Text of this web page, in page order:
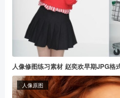
人像修图练习素材 赵奕欢早期JPG格
人像原图